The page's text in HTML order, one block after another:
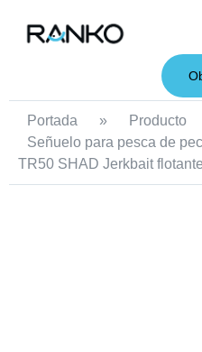
Portada » Producto
Señuelo para pesca de
TR50 SHAD Jerkbait